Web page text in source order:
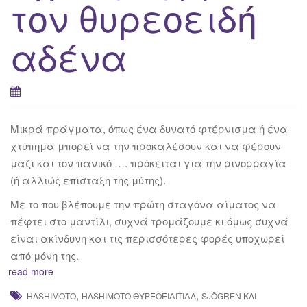
τον θυρεοειδή
αδένα
Μικρά πράγματα, όπως ένα δυνατό φτέρνισμα ή ένα
χτύπημα μπορεί να την προκαλέσουν και να φέρουν
μαζί και τον πανικό …. πρόκειται για την ρινορραγία
(ή αλλιώς επίσταξη της μύτης).
Με το που βλέπουμε την πρώτη σταγόνα αίματος να
πέφτει στο μαντίλι, συχνά τρομάζουμε κι όμως συχνά
είναι ακίνδυνη και τις περισσότερες φορές υποχωρεί
από μόνη της.
read more
HASHIMOTO, HASHIMOTO ΘΥΡΕΟΕΙΔΊΤΙΔΑ, SJÖGREN ΚΑΙ